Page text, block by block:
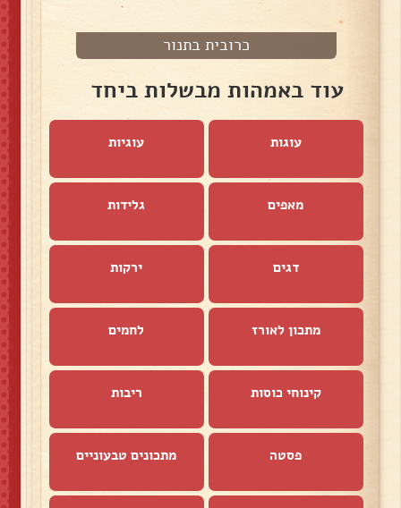
כרובית בתנור
עוד באמהות מבשלות ביחד
עוגות עוגיות
מאפים גלידות
דגים ירקות
מתכון לאורז לחמים
קינוחי כוסות ריבות
פסטה מתכונים טבעוניים